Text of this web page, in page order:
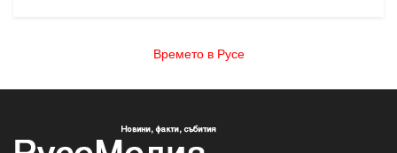
Времето в Русе